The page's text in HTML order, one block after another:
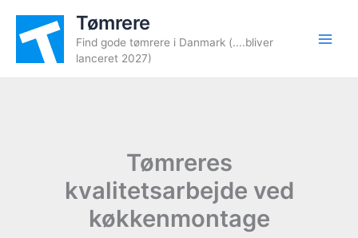
indholdet
Tømrere
Find gode tømrere i Danmark (....bliver
lanceret 2027)
Tømreres
kvalitetsarbejde ved
køkkenmontage